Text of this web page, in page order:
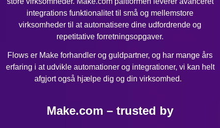
integrations funktionalitet til små og mellemstore
virksomheder til at automatisere dine udfordrende og
repetitative forretningsopgaver.
Flows er Make forhandler og guldpartner, og har mange års
erfaring i at udvikle automationer og integrationer, vi kan helt
afgjort også hjælpe dig og din virksomhed.
Make.com – trusted by